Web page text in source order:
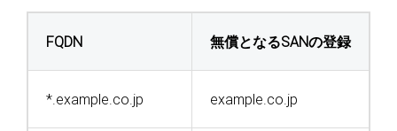
FQDN 無償となるSANの登録
*.example.co.jp example.co.jp